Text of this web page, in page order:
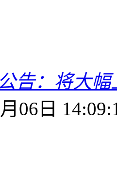
公告：将大
06日